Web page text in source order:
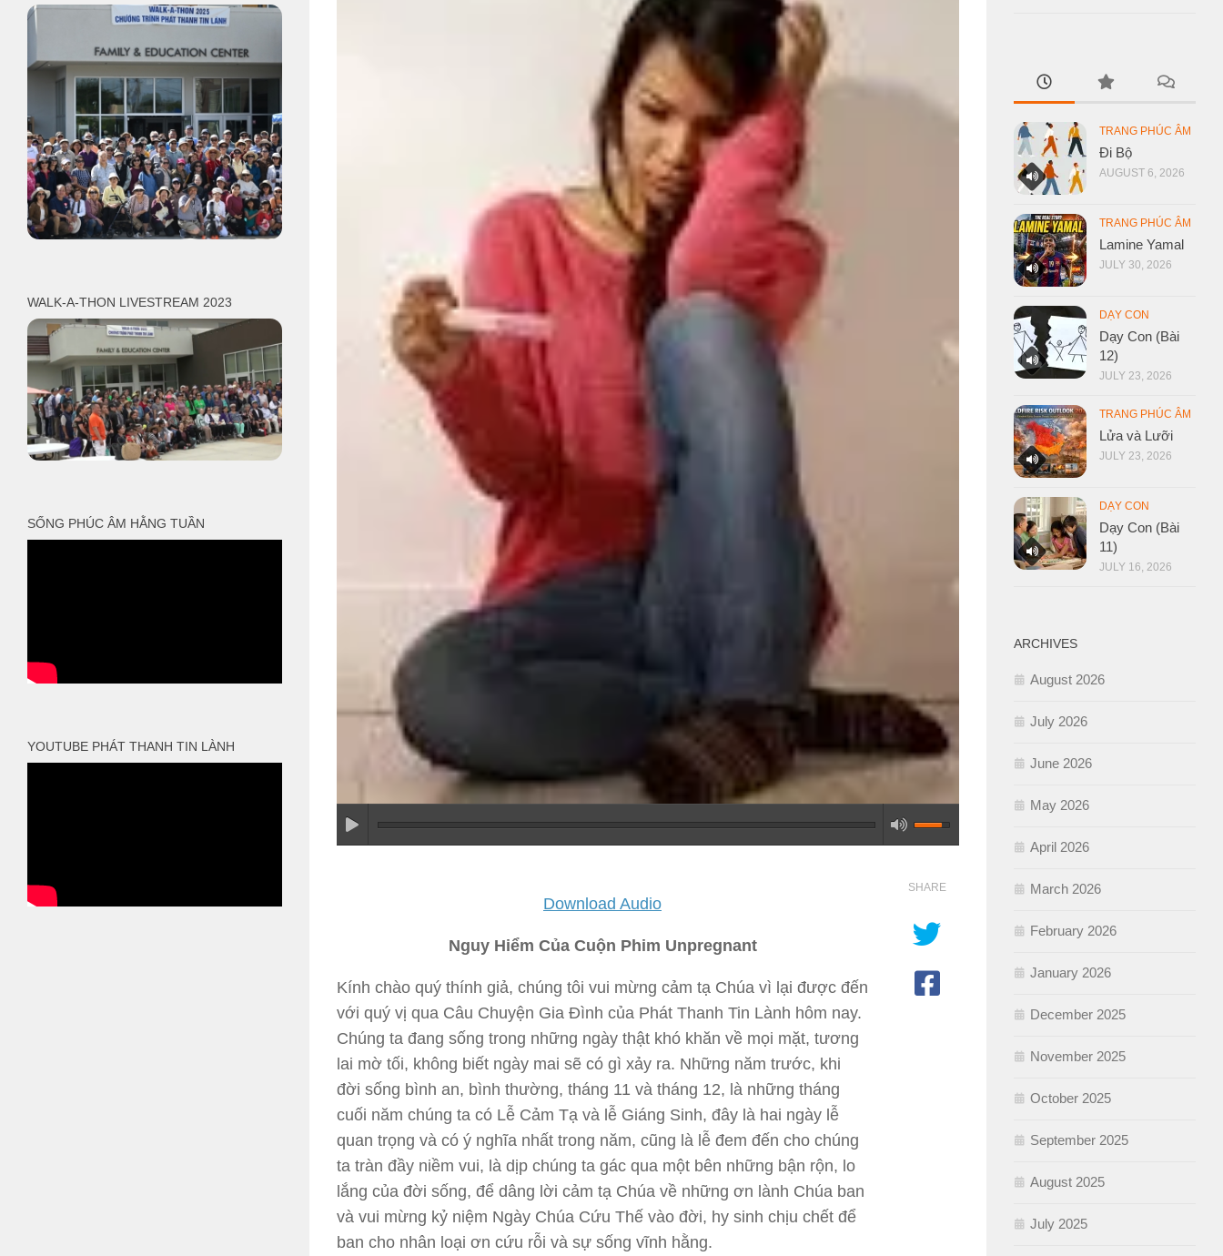
Download Audio
Nguy Hiểm Của Cuộn Phim Unpregnant
Kính chào quý thính giả, chúng tôi vui mừng cảm tạ Chúa vì lại được đến
với quý vị qua Câu Chuyện Gia Đình của Phát Thanh Tin Lành hôm nay.
Chúng ta đang sống trong những ngày thật khó khăn về mọi mặt, tương
lai mờ tối, không biết ngày mai sẽ có gì xảy ra. Những năm trước, khi
đời sống bình an, bình thường, tháng 11 và tháng 12, là những tháng
cuối năm chúng ta có Lễ Cảm Tạ và lễ Giáng Sinh, đây là hai ngày lễ
quan trọng và có ý nghĩa nhất trong năm, cũng là lễ đem đến cho chúng
ta tràn đầy niềm vui, là dịp chúng ta gác qua một bên những bận rộn, lo
lắng của đời sống, để dâng lời cảm tạ Chúa về những ơn lành Chúa ban
và vui mừng kỷ niệm Ngày Chúa Cứu Thế vào đời, hy sinh chịu chết để
ban cho nhân loại ơn cứu rỗi và sự sống vĩnh hằng.
SHARE
WALK-A-THON LIVESTREAM 2023
SỐNG PHÚC ÂM HẰNG TUẦN
YOUTUBE PHÁT THANH TIN LÀNH
TRANG PHÚC ÂM
Đi Bộ
AUGUST 6, 2026
TRANG PHÚC ÂM
Lamine Yamal
JULY 30, 2026
DẠY CON
Dạy Con (Bài
12)
JULY 23, 2026
TRANG PHÚC ÂM
Lửa và Lưỡi
JULY 23, 2026
DẠY CON
Dạy Con (Bài
11)
JULY 16, 2026
ARCHIVES
August 2026
July 2026
June 2026
May 2026
April 2026
March 2026
February 2026
January 2026
December 2025
November 2025
October 2025
September 2025
August 2025
July 2025